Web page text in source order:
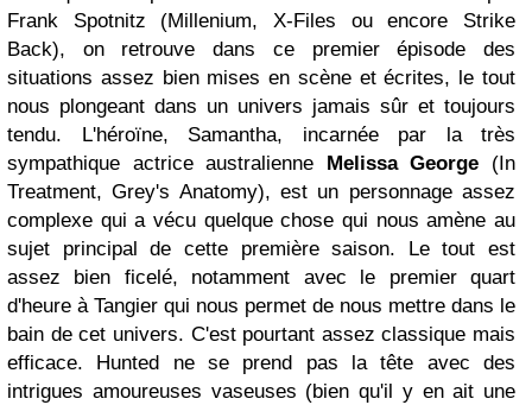
Frank Spotnitz (Millenium, X-Files ou encore Strike
Back), on retrouve dans ce premier épisode des
situations assez bien mises en scène et écrites, le tout
nous plongeant dans un univers jamais sûr et toujours
tendu. L'héroïne, Samantha, incarnée par la très
sympathique actrice australienne Melissa George (In
Treatment, Grey's Anatomy), est un personnage assez
complexe qui a vécu quelque chose qui nous amène au
sujet principal de cette première saison. Le tout est
assez bien ficelé, notamment avec le premier quart
d'heure à Tangier qui nous permet de nous mettre dans le
bain de cet univers. C'est pourtant assez classique mais
efficace. Hunted ne se prend pas la tête avec des
intrigues amoureuses vaseuses (bien qu'il y en ait une